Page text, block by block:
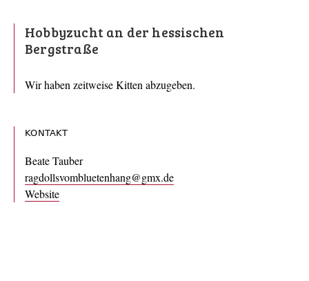
Hobbyzucht an der hessischen
Bergstraße
Wir haben zeitweise Kitten abzugeben.
KONTAKT
Beate Tauber
ragdollsvombluetenhang@gmx.de
Website